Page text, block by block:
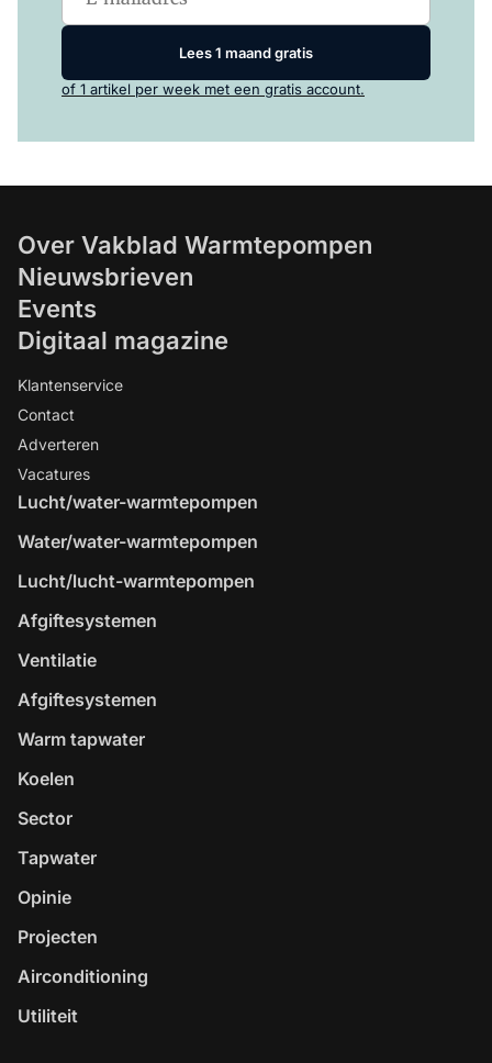
Lees 1 maand gratis
of 1 artikel per week met een gratis account.
Over Vakblad Warmtepompen
Nieuwsbrieven
Events
Digitaal magazine
Klantenservice
Contact
Adverteren
Vacatures
Lucht/water-warmtepompen
Water/water-warmtepompen
Lucht/lucht-warmtepompen
Afgiftesystemen
Ventilatie
Afgiftesystemen
Warm tapwater
Koelen
Sector
Tapwater
Opinie
Projecten
Airconditioning
Utiliteit